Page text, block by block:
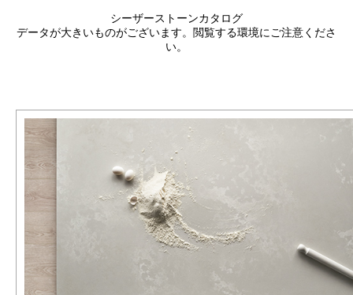
シーザーストーンカタログ
データが大きいものがございます。閲覧する環境にご注意くださ
い。